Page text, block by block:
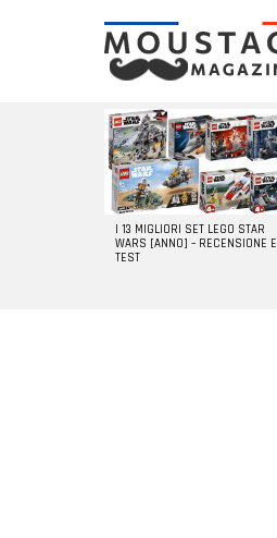
LATEST
STORIES
I 13 MIGLIORI SET LEGO STAR
WARS [ANNO] – RECENSIONE E
TEST